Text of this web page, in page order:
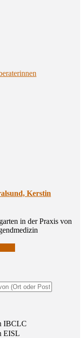
Kers­tin
in der Praxis von
IBCLC
EISL